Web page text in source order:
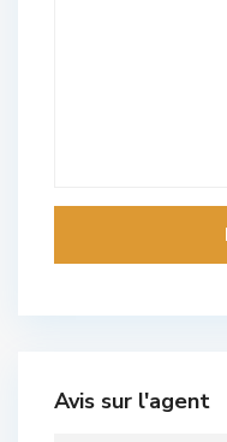
Avis sur l'agent